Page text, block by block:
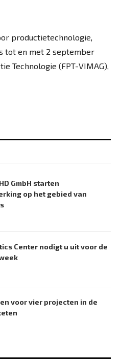
productietechnologie,
tot en met 2 september
Technologie (FPT-VIMAG),
GmbH starten
op het gebied van
Center nodigt u uit voor de
voor vier projecten in de